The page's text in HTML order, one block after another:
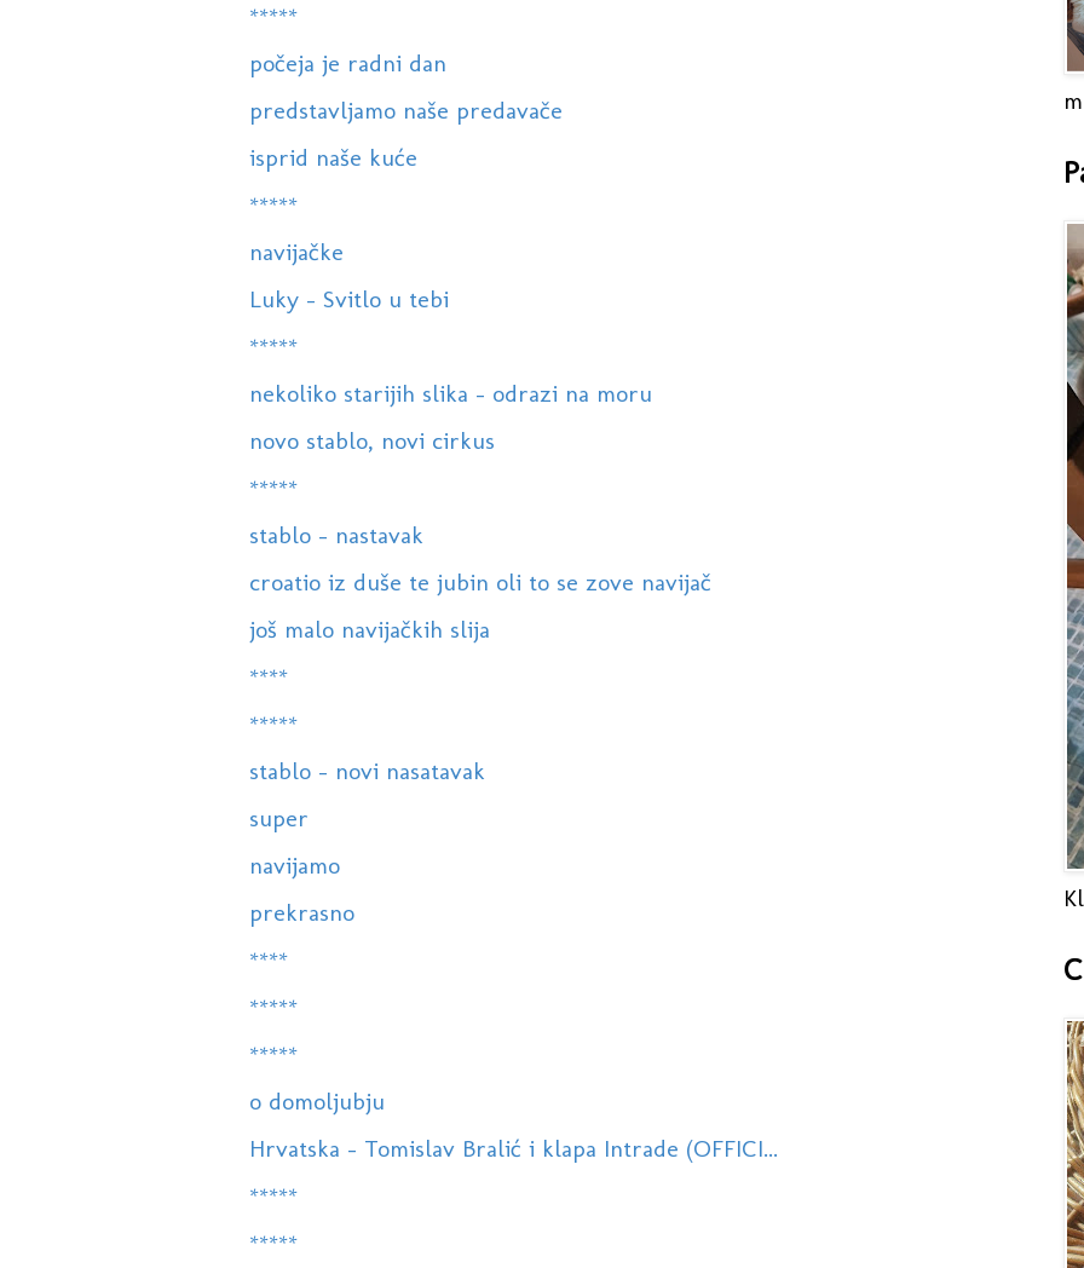
*****
počeja je radni dan
predstavljamo naše predavače
isprid naše kuće
*****
navijačke
Luky - Svitlo u tebi
*****
nekoliko starijih slika - odrazi na moru
novo stablo, novi cirkus
*****
stablo - nastavak
croatio iz duše te jubin oli to se zove navijač
još malo navijačkih slija
****
*****
stablo - novi nasatavak
super
navijamo
prekrasno
****
*****
*****
o domoljubju
Hrvatska - Tomislav Bralić i klapa Intrade (OFFICI...
*****
*****